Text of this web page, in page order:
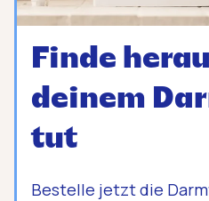
Finde
deinem
tut
Bestelle jetzt die